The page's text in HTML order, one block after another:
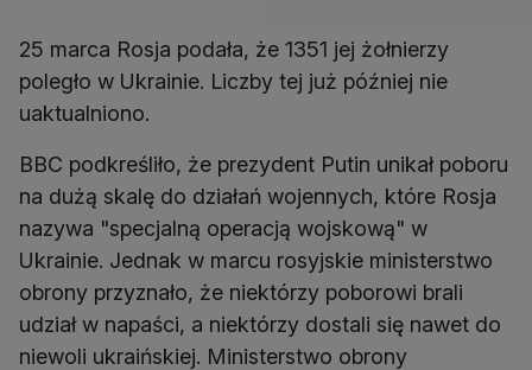
25 marca Rosja podała, że 1351 jej żołnierzy
poległo w Ukrainie. Liczby tej już później nie
uaktualniono.
BBC podkreśliło, że prezydent Putin unikał poboru
na dużą skalę do działań wojennych, które Rosja
nazywa "specjalną operacją wojskową" w
Ukrainie. Jednak w marcu rosyjskie ministerstwo
obrony przyznało, że niektórzy poborowi brali
udział w napaści, a niektórzy dostali się nawet do
niewoli ukraińskiej. Ministerstwo obrony